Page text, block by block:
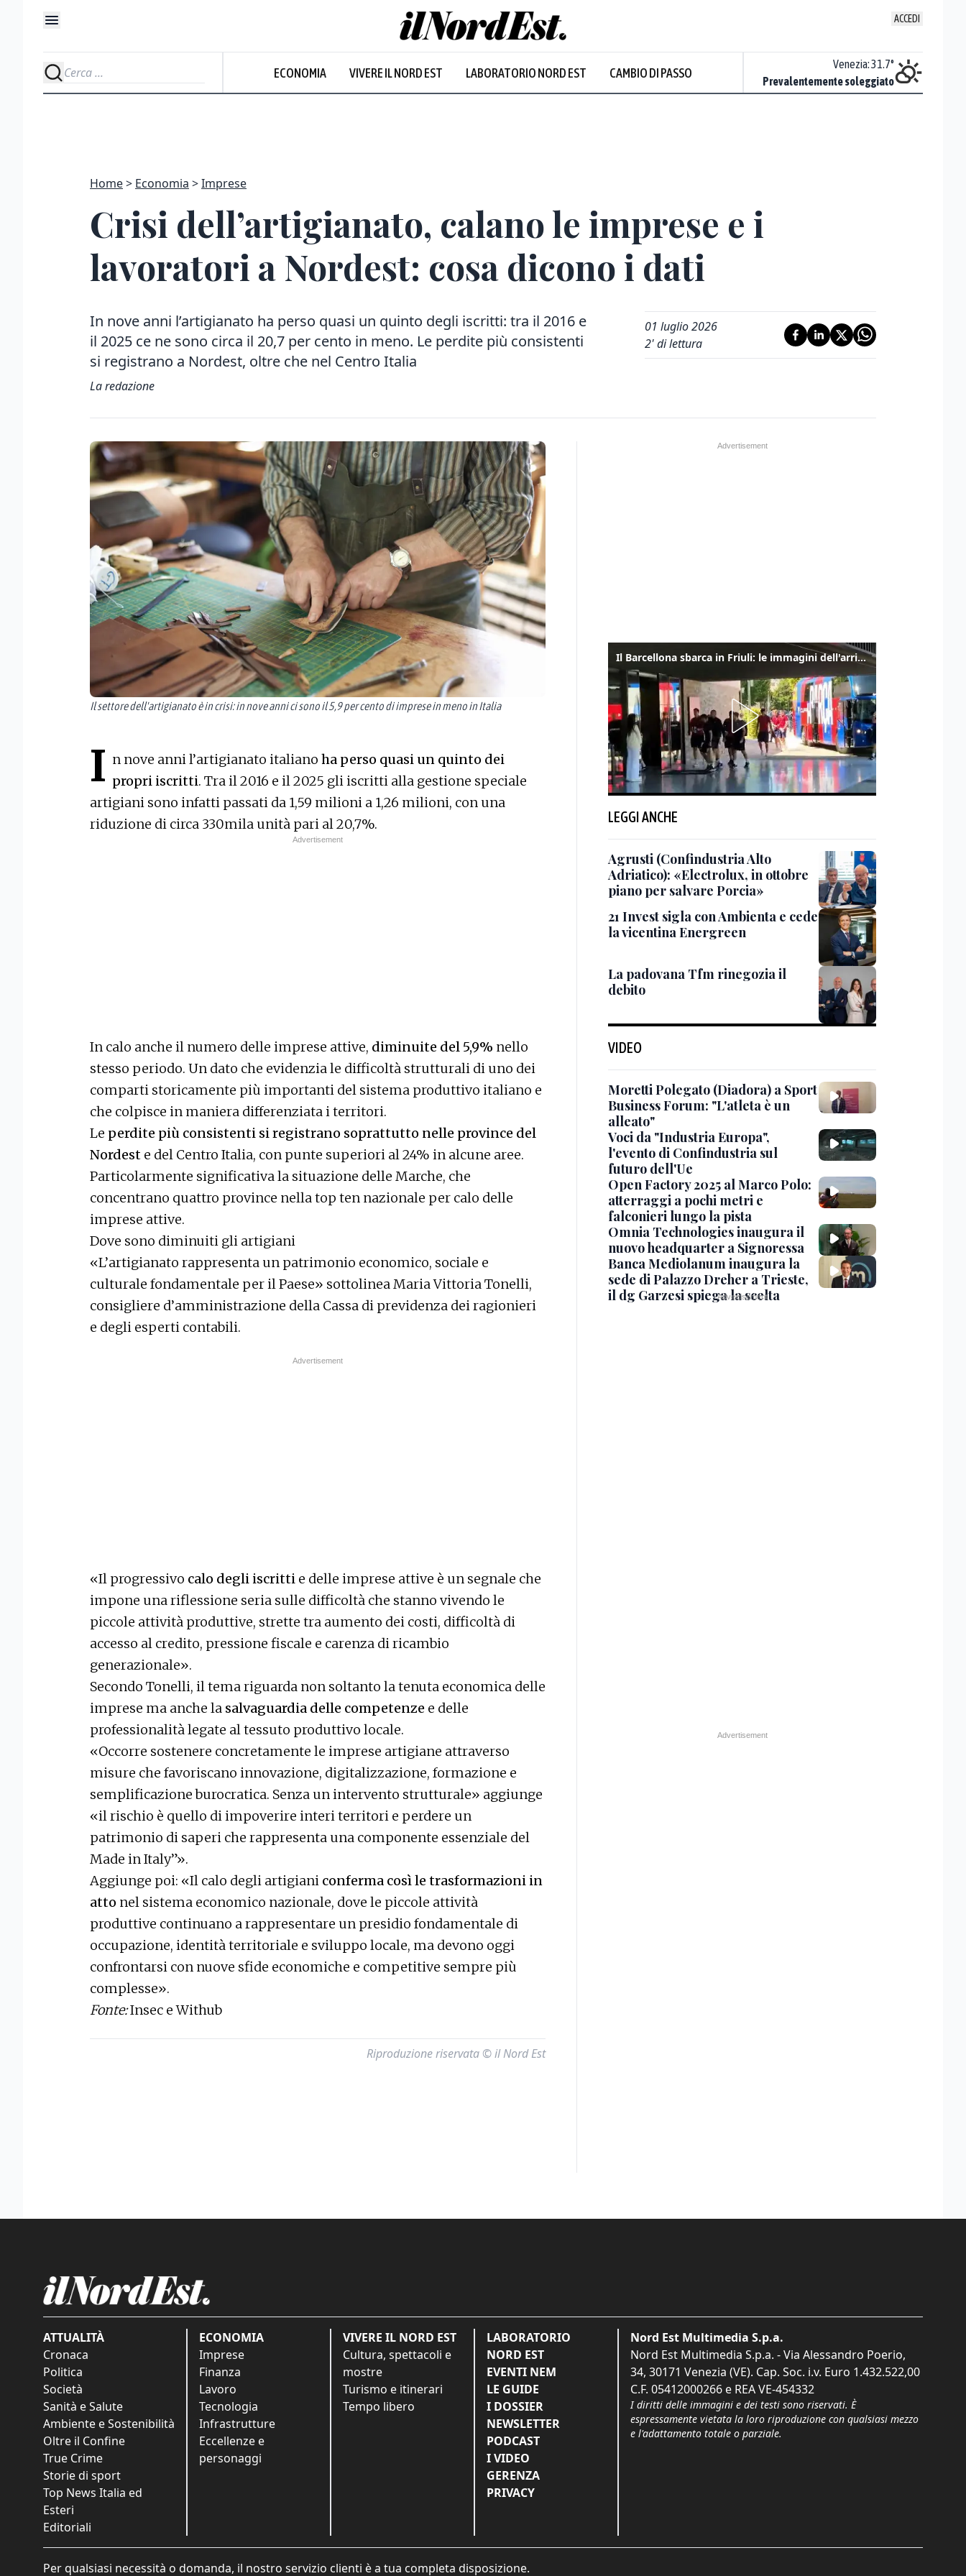
ACCEDI
ECONOMIA VIVERE IL NORD EST LABORATORIO NORD EST CAMBIO DI PASSO
Sereno
Venezia:31.7°
Prevalentemente soleggiato
Home Economia Imprese
Crisi dell’artigianato, calano le imprese e i
lavoratori a Nordest: cosa dicono i dati
In nove anni l’artigianato ha perso quasi un quinto degli iscritti: tra il 2016 e
il 2025 ce ne sono circa il 20,7 per cento in meno. Le perdite più consistenti
si registrano a Nordest, oltre che nel Centro Italia
La redazione
01 luglio 2026
2' di lettura
Il settore dell'artigianato è in crisi: in nove anni ci sono il 5,9 per cento di imprese in meno in Italia
I n nove anni l’artigianato italiano ha perso quasi un quinto dei
propri iscritti. Tra il 2016 e il 2025 gli iscritti alla gestione speciale
artigiani sono infatti passati da 1,59 milioni a 1,26 milioni, con una
riduzione di circa 330mila unità pari al 20,7%.
In calo anche il numero delle imprese attive, diminuite del 5,9% nello
stesso periodo. Un dato che evidenzia le difficoltà strutturali di uno dei
comparti storicamente più importanti del sistema produttivo italiano e
che colpisce in maniera differenziata i territori.
Le perdite più consistenti si registrano soprattutto nelle province del
Nordest e del Centro Italia, con punte superiori al 24% in alcune aree.
Particolarmente significativa la situazione delle Marche, che
concentrano quattro province nella top ten nazionale per calo delle
imprese attive.
Dove sono diminuiti gli artigiani
«L’artigianato rappresenta un patrimonio economico, sociale e
culturale fondamentale per il Paese» sottolinea Maria Vittoria Tonelli,
consigliere d’amministrazione della Cassa di previdenza dei ragionieri
e degli esperti contabili.
«Il progressivo calo degli iscritti e delle imprese attive è un segnale che
impone una riflessione seria sulle difficoltà che stanno vivendo le
piccole attività produttive, strette tra aumento dei costi, difficoltà di
accesso al credito, pressione fiscale e carenza di ricambio
generazionale».
Secondo Tonelli, il tema riguarda non soltanto la tenuta economica delle
imprese ma anche la salvaguardia delle competenze e delle
professionalità legate al tessuto produttivo locale.
«Occorre sostenere concretamente le imprese artigiane attraverso
misure che favoriscano innovazione, digitalizzazione, formazione e
semplificazione burocratica. Senza un intervento strutturale» aggiunge
«il rischio è quello di impoverire interi territori e perdere un
patrimonio di saperi che rappresenta una componente essenziale del
Made in Italy”».
Aggiunge poi: «Il calo degli artigiani conferma così le trasformazioni in
atto nel sistema economico nazionale, dove le piccole attività
produttive continuano a rappresentare un presidio fondamentale di
occupazione, identità territoriale e sviluppo locale, ma devono oggi
confrontarsi con nuove sfide economiche e competitive sempre più
complesse».
Fonte:Insec e Withub
Riproduzione riservata © il Nord Est
Il Barcellona sbarca in Friuli: le immagini dell'arrivo in albergo
LEGGI ANCHE
Agrusti (Confindustria Alto
Adriatico): «Electrolux, in ottobre
piano per salvare Porcia»
21 Invest sigla con Ambienta e cede
la vicentina Energreen
La padovana Tfm rinegozia il
debito
VIDEO
Moretti Polegato (Diadora) a Sport
Business Forum: "L'atleta è un
alleato"
Voci da "Industria Europa",
l'evento di Confindustria sul
futuro dell'Ue
Open Factory 2025 al Marco Polo:
atterraggi a pochi metri e
falconieri lungo la pista
Omnia Technologies inaugura il
nuovo headquarter a Signoressa
Banca Mediolanum inaugura la
sede di Palazzo Dreher a Trieste,
il dg Garzesi spiega la scelta
ATTUALITÀ
Cronaca
Politica
Società
Sanità e Salute
Ambiente e Sostenibilità
Oltre il Confine
True Crime
Storie di sport
Top News Italia ed
Esteri
Editoriali
ECONOMIA
Imprese
Finanza
Lavoro
Tecnologia
Infrastrutture
Eccellenze e
personaggi
VIVERE IL NORD EST
Cultura, spettacoli e
mostre
Turismo e itinerari
Tempo libero
LABORATORIO
NORD EST
EVENTI NEM
LE GUIDE
I DOSSIER
NEWSLETTER
PODCAST
I VIDEO
GERENZA
PRIVACY
Nord Est Multimedia S.p.a.
Nord Est Multimedia S.p.a. - Via Alessandro Poerio,
34, 30171 Venezia (VE). Cap. Soc. i.v. Euro 1.432.522,00
C.F. 05412000266 e REA VE-454332
I diritti delle immagini e dei testi sono riservati. È
espressamente vietata la loro riproduzione con qualsiasi mezzo
e l'adattamento totale o parziale.
Per qualsiasi necessità o domanda, il nostro servizio clienti è a tua completa disposizione.